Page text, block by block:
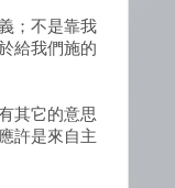
；不是靠我
給我們施的
其它的意思
許是來自主